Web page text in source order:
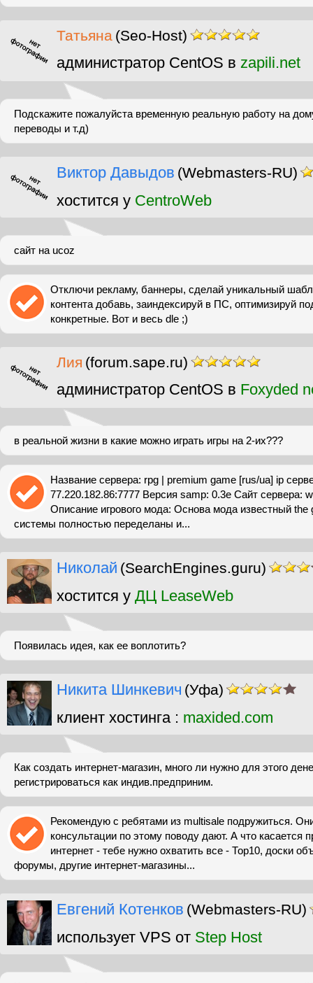
Татьяна (Seo-Host)
администратор CentOS в zapili.net
Подскажите пожалуйста временную реальную работу на
переводы и т.д)
Виктор Давыдов (Webmasters-RU)
хостится у CentroWeb
сайт на ucoz
Отключи рекламу, баннеры, сделай уникальный
контента добавь, заиндексируй в ПС, оптимизируй
конкретные. Вот и весь dle ;)
Лия (forum.sape.ru)
администратор CentOS в Foxyded
в реальной жизни в какие можно играть игры на 2-их???
Название сервера: rpg | premium game [rus/ua] ip
77.220.182.86:7777 Версия samp: 0.3e Сайт сервера:
Описание игрового мода: Основа мода известный the
системы полностью переделаны и...
Николай (SearchEngines.guru)
хостится у ДЦ LeaseWeb
Появилась идея, как ее воплотить?
Никита Шинкевич (Уфа)
клиент хостинга : maxided.com
Как создать интернет-магазин, много ли нужно для этого
регистрироваться как индив.предприним.
Рекомендую с ребятами из multisale подружиться.
консультации по этому поводу дают. А что касается
интернет - тебе нужно охватить все - Тор10, доски
форумы, другие интернет-магазины...
Евгений Котенков (Webmasters-RU)
использует VPS от Step Host